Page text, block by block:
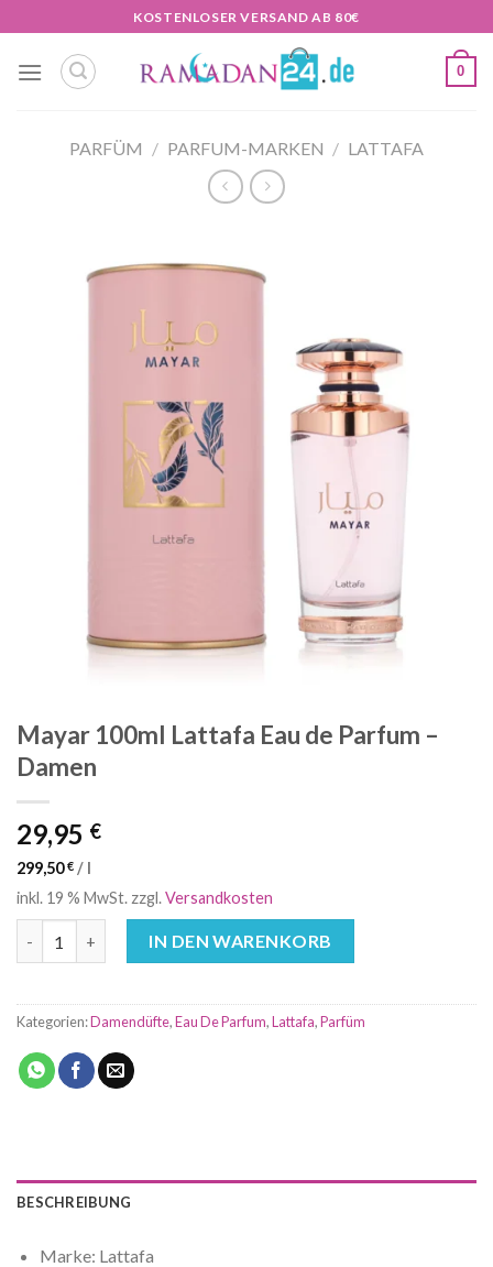
Inhalt
springen
KOSTENLOSER VERSAND AB 80€
0
PARFÜM / PARFUM-MARKEN / LATTAFA
Mayar 100ml Lattafa Eau de Parfum –
Damen
29,95 €
299,50€ / l
inkl. 19 % MwSt. zzgl.Versandkosten
IN DEN WARENKORB
Kategorien:Damendüfte,Eau De Parfum,Lattafa,Parfüm
BESCHREIBUNG
Marke: Lattafa